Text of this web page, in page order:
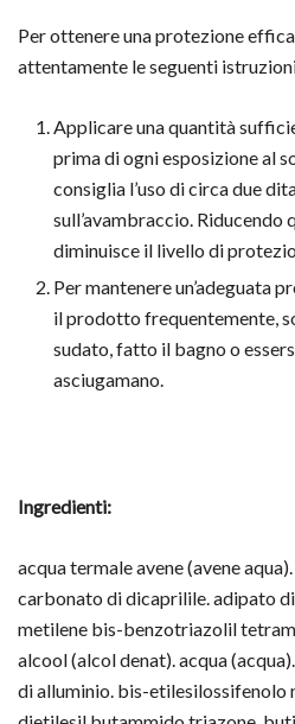
Per ottenere una protezione
attentamente le seguenti
Applicare una quantità
prima di ogni esposizione al
consiglia l’uso di circa due
sull’avambraccio. Riducendo
diminuisce il livello di
Per mantenere un’adeguata
il prodotto frequentemente,
sudato, fatto il bagno o
asciugamano.
Ingredienti:
acqua termale avene (avene
carbonato di dicaprilile. adipato
metilene bis-benzotriazolil
alcool (alcol denat). acqua
di alluminio. bis-etilesilossifenolo